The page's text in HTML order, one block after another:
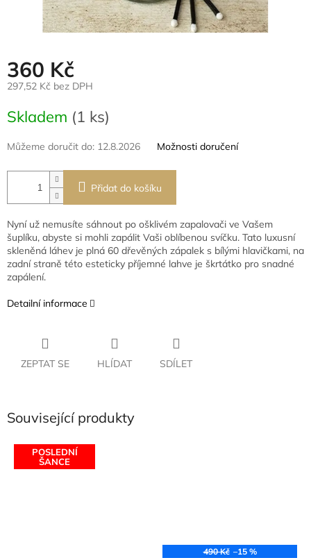
360 Kč
297,52 Kč bez DPH
cena:
Skladem (1 ks)
Můžeme doručit do: 12.8.2026 Možnosti doručení
Přidat do košíku
Nyní už nemusíte sáhnout po ošklivém zapalovači ve Vašem
šuplíku, abyste si mohli zapálit Vaši oblíbenou svíčku. Tato luxusní
skleněná láhev je plná 60 dřevěných zápalek s bílými hlavičkami, na
zadní straně této esteticky příjemné lahve je škrtátko pro snadné
zapálení.
Detailní informace
ZEPTAT SE HLÍDAT SDÍLET
Související produkty
POSLEDNÍ
ŠANCE
490 Kč –15 %